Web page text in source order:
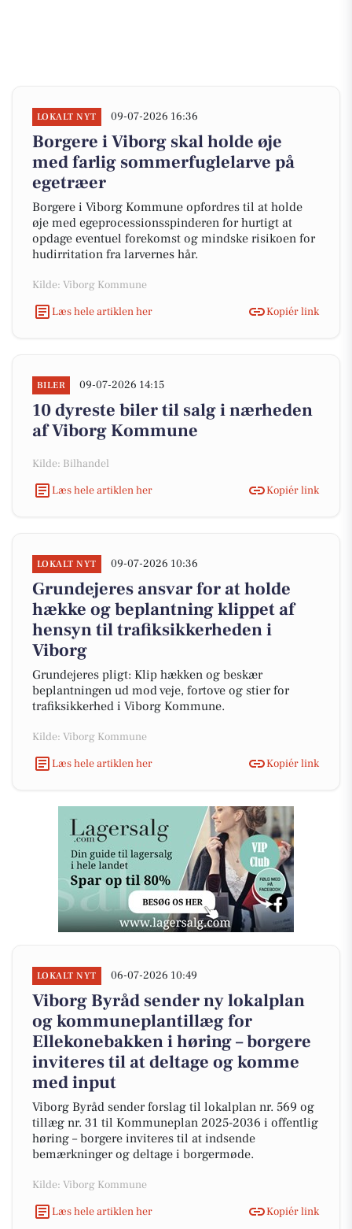
LOKALT NYT 09-07-2026 16:36
Borgere i Viborg skal holde øje
med farlig sommerfuglelarve på
egetræer
Borgere i Viborg Kommune opfordres til at holde
øje med egeprocessionsspinderen for hurtigt at
opdage eventuel forekomst og mindske risikoen for
hudirritation fra larvernes hår.
Kilde: Viborg Kommune
Læs hele artiklen her
Kopiér link
BILER 09-07-2026 14:15
10 dyreste biler til salg i nærheden
af Viborg Kommune
Kilde: Bilhandel
Læs hele artiklen her
Kopiér link
LOKALT NYT 09-07-2026 10:36
Grundejeres ansvar for at holde
hække og beplantning klippet af
hensyn til trafiksikkerheden i
Viborg
Grundejeres pligt: Klip hækken og beskær
beplantningen ud mod veje, fortove og stier for
trafiksikkerhed i Viborg Kommune.
Kilde: Viborg Kommune
Læs hele artiklen her
Kopiér link
LOKALT NYT 06-07-2026 10:49
Viborg Byråd sender ny lokalplan
og kommuneplantillæg for
Ellekonebakken i høring – borgere
inviteres til at deltage og komme
med input
Viborg Byråd sender forslag til lokalplan nr. 569 og
tillæg nr. 31 til Kommuneplan 2025-2036 i offentlig
høring – borgere inviteres til at indsende
bemærkninger og deltage i borgermøde.
Kilde: Viborg Kommune
Læs hele artiklen her
Kopiér link